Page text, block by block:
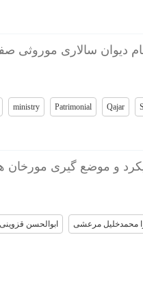
دیوان سالاری موروثی
ministry Patrimonial Qajar
و موضع گیری مورخان
ابوالحسن قزوینی محمدخلیل مرعشی